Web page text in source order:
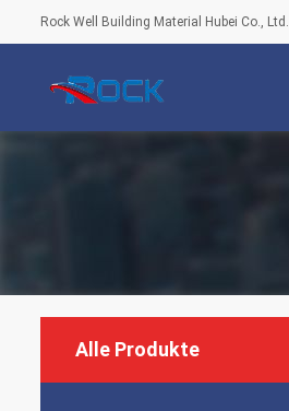
Rock Well Building Material Hubei Co., Ltd.
Alle Produkte